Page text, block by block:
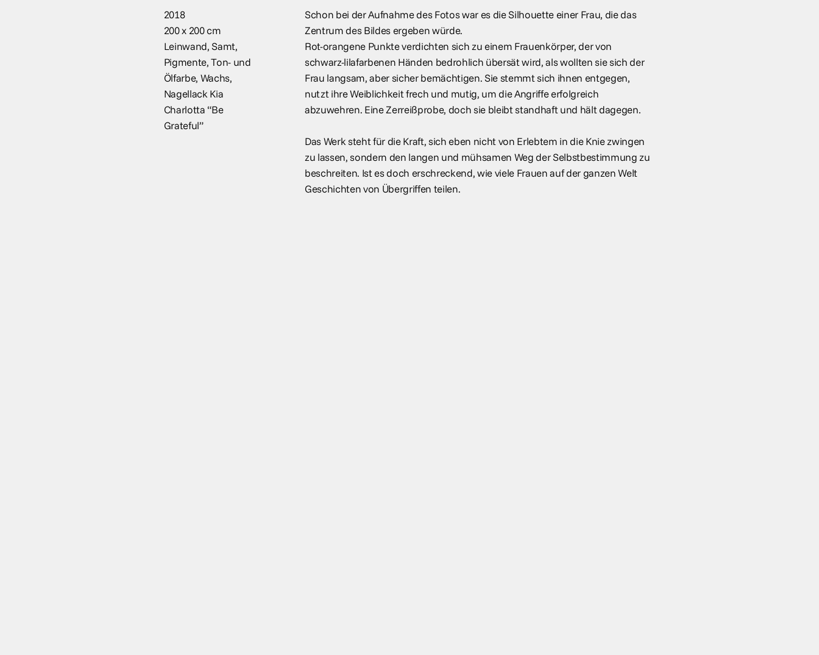
2018
200 x 200 cm
Leinwand, Samt,
Pigmente, Ton- und
Ölfarbe, Wachs,
Nagellack Kia
Charlotta “Be
Grateful”
Schon bei der Aufnahme des Fotos war es die Silhouette einer Frau, die das
Zentrum des Bildes ergeben würde.
Rot-orangene Punkte verdichten sich zu einem Frauenkörper, der von
schwarz-lilafarbenen Händen bedrohlich übersät wird, als wollten sie sich der
Frau langsam, aber sicher bemächtigen. Sie stemmt sich ihnen entgegen,
nutzt ihre Weiblichkeit frech und mutig, um die Angriffe erfolgreich
abzuwehren. Eine Zerreißprobe, doch sie bleibt standhaft und hält dagegen.
Das Werk steht für die Kraft, sich eben nicht von Erlebtem in die Knie zwingen
zu lassen, sondern den langen und mühsamen Weg der Selbstbestimmung zu
beschreiten. Ist es doch erschreckend, wie viele Frauen auf der ganzen Welt
Geschichten von Übergriffen teilen.